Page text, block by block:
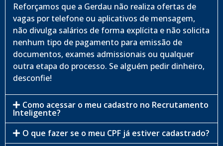
Reforçamos que a Gerdau não realiza ofertas de
vagas por telefone ou aplicativos de mensagem,
não divulga salários de forma explícita e não solicita
nenhum tipo de pagamento para emissão de
documentos, exames admissionais ou qualquer
outra etapa do processo. Se alguém pedir dinheiro,
desconfie!
Como acessar o meu cadastro no Recrutamento
Inteligente?
O que fazer se o meu CPF já estiver cadastrado?